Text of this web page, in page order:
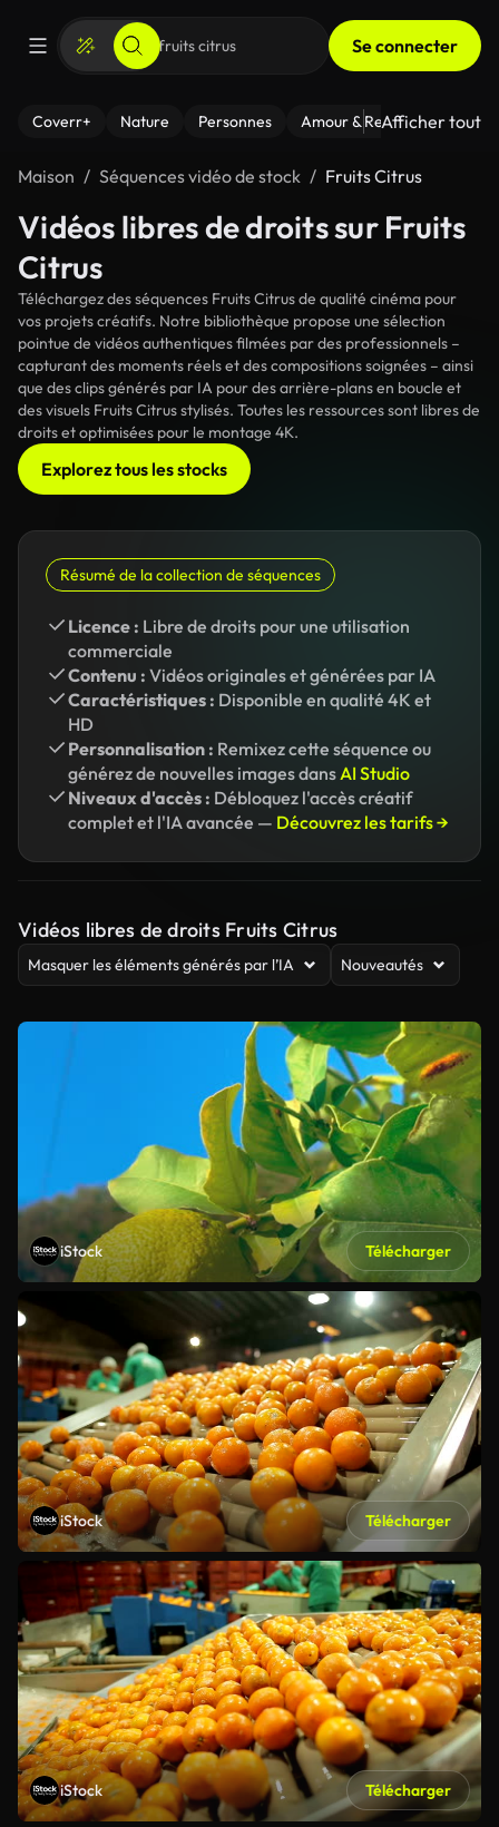
Se connecter
Coverr+ Nature Personnes Amour & Relations Le
Afficher tout
Maison Séquences vidéo de stock Fruits Citrus
Vidéos libres de droits sur Fruits
Citrus
Téléchargez des séquences Fruits Citrus de qualité cinéma pour
vos projets créatifs. Notre bibliothèque propose une sélection
pointue de vidéos authentiques filmées par des professionnels –
capturant des moments réels et des compositions soignées – ainsi
que des clips générés par IA pour des arrière-plans en boucle et
des visuels Fruits Citrus stylisés. Toutes les ressources sont libres de
droits et optimisées pour le montage 4K.
Explorez tous les stocks
Résumé de la collection de séquences
Licence : Libre de droits pour une utilisation
commerciale
Contenu : Vidéos originales et générées par IA
Caractéristiques : Disponible en qualité 4K et
HD
Personnalisation : Remixez cette séquence ou
générez de nouvelles images dansAI Studio
Niveaux d'accès : Débloquez l'accès créatif
complet et l'IA avancée — Découvrez les tarifs →
Vidéos libres de droits Fruits Citrus
Masquer les éléments générés par l’IA Nouveautés
iStock Télécharger
iStock Télécharger
iStock Télécharger